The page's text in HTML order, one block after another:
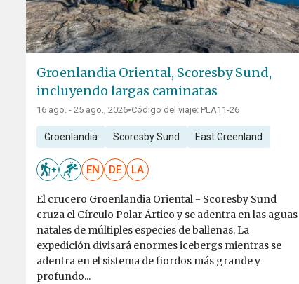
Groenlandia Oriental, Scoresby Sund,
incluyendo largas caminatas
16 ago. - 25 ago., 2026•Código del viaje: PLA11-26
Groenlandia Scoresby Sund East Greenland
EN DE LA
El crucero Groenlandia Oriental - Scoresby Sund
cruza el Círculo Polar Ártico y se adentra en las aguas
natales de múltiples especies de ballenas. La
expedición divisará enormes icebergs mientras se
adentra en el sistema de fiordos más grande y
profundo...